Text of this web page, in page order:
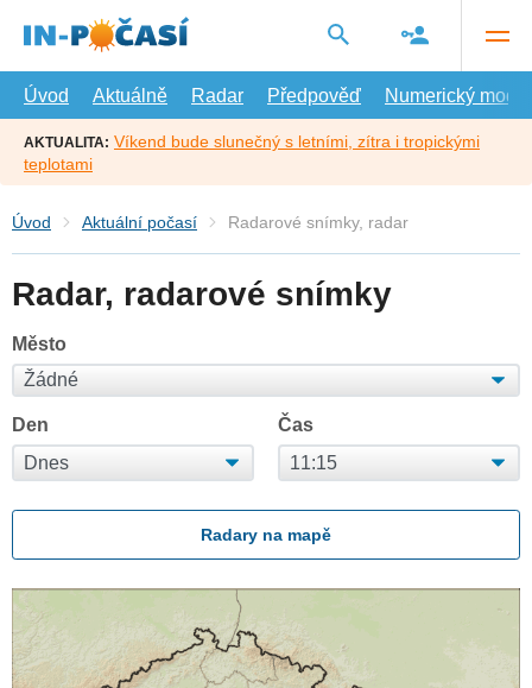
hlavní
Úvod
Aktuálně Radar Předpověď Numerický model
AKTUALITA: Víkend bude slunečný s letními, zítra i tropickými
teplotami
Úvod Aktuální počasí Radarové snímky, radar
Radar, radarové snímky
Město
Den Čas
Radary na mapě